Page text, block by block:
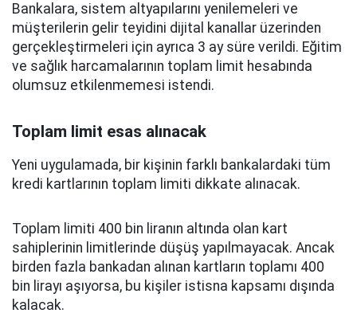
Bankalara, sistem altyapılarını yenilemeleri ve
müşterilerin gelir teyidini dijital kanallar üzerinden
gerçekleştirmeleri için ayrıca 3 ay süre verildi. Eğitim
ve sağlık harcamalarının toplam limit hesabında
olumsuz etkilenmemesi istendi.
Toplam limit esas alınacak
Yeni uygulamada, bir kişinin farklı bankalardaki tüm
kredi kartlarının toplam limiti dikkate alınacak.
Toplam limiti 400 bin liranın altında olan kart
sahiplerinin limitlerinde düşüş yapılmayacak. Ancak
birden fazla bankadan alınan kartların toplamı 400
bin lirayı aşıyorsa, bu kişiler istisna kapsamı dışında
kalacak.